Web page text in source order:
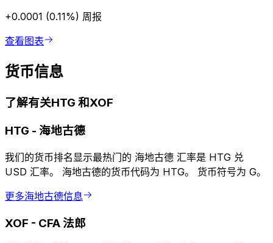
+0.0001 (0.11%) 周报
查看图表
货币信息
了解有关HTG 和XOF
HTG - 海地古德
我们的货币排名显示最热门的 海地古德 汇率是 HTG 兑
USD 汇率。 海地古德的货币代码为 HTG。 货币符号为 G。
更多海地古德信息
XOF - CFA 法郎